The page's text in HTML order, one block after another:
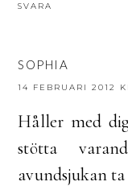
SVARA
SOPHIA
14 FEBRUARI 2012
Håller med
stötta
avundsjukan ta